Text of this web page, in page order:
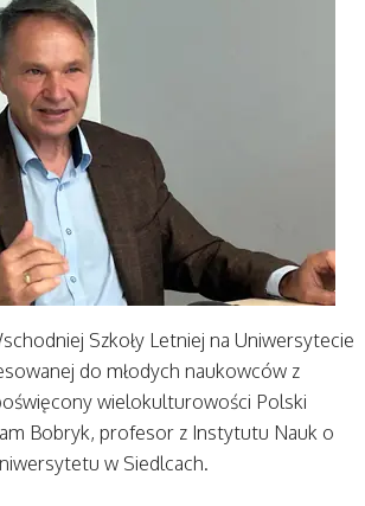
Szkoły Letniej na Uniwersytecie
do młodych naukowców z
wielokulturowości Polski
Bobryk, profesor z Instytutu Nauk o
w Siedlcach.